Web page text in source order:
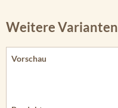
Weitere Varianten